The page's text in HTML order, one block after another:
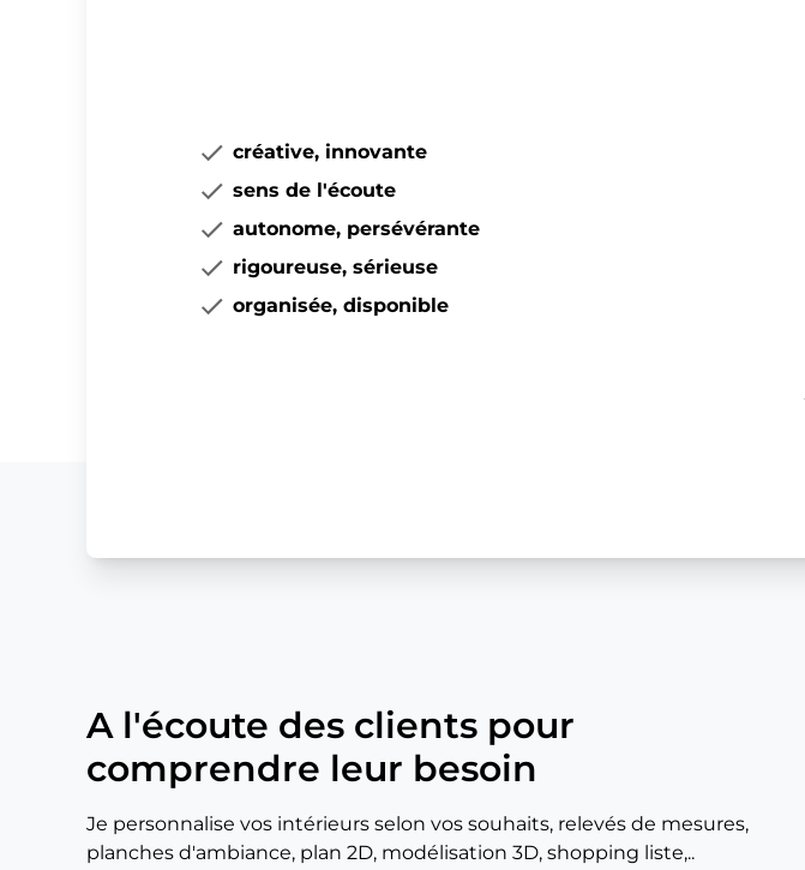
créative, innovante
sens de l'écoute
autonome, persévérante
rigoureuse, sérieuse
organisée, disponible
A l'écoute des clients pour
comprendre leur besoin
Je personnalise vos intérieurs selon vos souhaits, relevés de mesures,
planches d'ambiance, plan 2D, modélisation 3D, shopping liste,..